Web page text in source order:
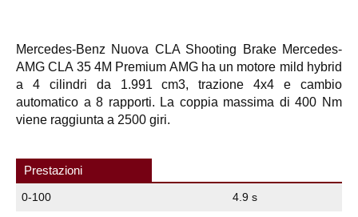
Mercedes-Benz Nuova CLA Shooting Brake Mercedes-
AMG CLA 35 4M Premium AMG ha un motore mild hybrid
a 4 cilindri da 1.991 cm3, trazione 4x4 e cambio
automatico a 8 rapporti. La coppia massima di 400 Nm
viene raggiunta a 2500 giri.
Prestazioni
0-100 4.9 s